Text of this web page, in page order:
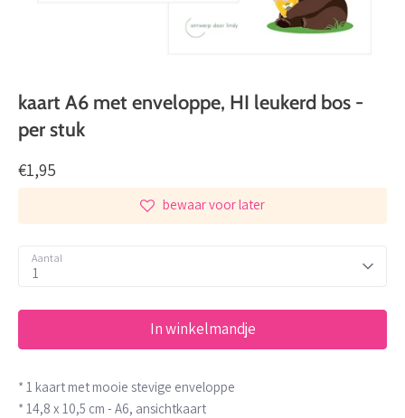
kaart A6 met enveloppe, HI leukerd bos -
per stuk
€1,95
bewaar voor later
Aantal
1
In winkelmandje
* 1 kaart met mooie stevige enveloppe
* 14,8 x 10,5 cm - A6, ansichtkaart